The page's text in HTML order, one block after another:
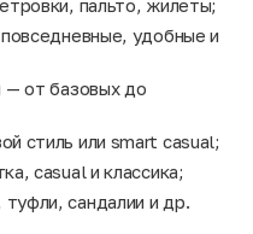
пальто, жилеты;
удобные и
— от базовых до
стиль или smart casual;
casual и классика;
сандалии и др.